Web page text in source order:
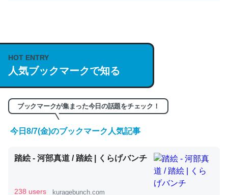
https://isobe324649.hatenablog.com/entry/2023/03/27
/064121
─GPTの仕組みと限界についての考察（１） - conceptualization
くらい。小説でいう「ずっと前の伏線」は回収されないけ
ど、短期記憶というには多い分量。進化すればするほど分
─GPTの仕組みと限界についての考察（１） - conceptualization
HOT ENTRY
人気ブックマークで知る
ブックマークが集まった今日の話題をチェック！
今日8/7(金)のブックマーク人気記事
踏絵 - 河部真道 / 踏絵 | くらげバンチ
238 users kuragebunch.com